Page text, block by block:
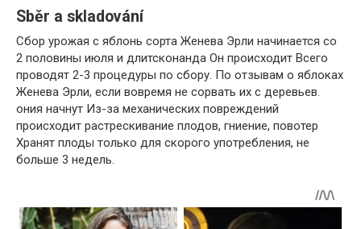
Sběr a skladování
Сбор урожая с яблонь сорта Женева Эрли начинается со
2 половины июля и длитсконанда Он происходит Всего
проводят 2-3 процедуры по сбору. По отзывам о яблоках
Женева Эрли, если вовремя не сорвать их с деревьев.
ония начнут Из-за механических повреждений
происходит растрескивание плодов, гниение, повотер
Хранят плоды только для скорого употребления, не
больше 3 недель.